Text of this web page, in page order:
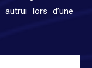
lors d’une